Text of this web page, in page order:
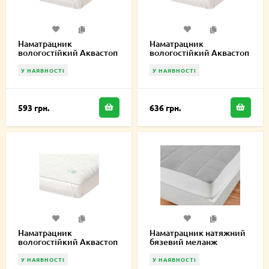
Наматрацник
вологостійкий Аквастоп
У НАЯВНОСТІ
593 грн.
Наматрацник
вологостійкий Аквастоп
У НАЯВНОСТІ
636 грн.
Наматрацник
вологостійкий Аквастоп
У НАЯВНОСТІ
Наматрацник натяжний
бязевий меланж
MCF000238
У НАЯВНОСТІ